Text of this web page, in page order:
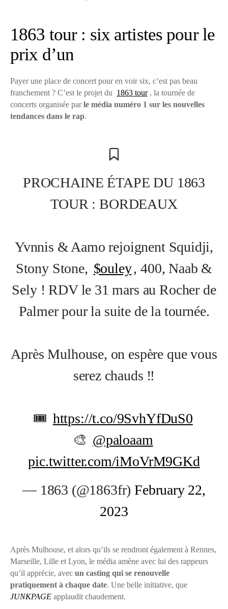
1863 tour : six artistes pour le
prix d’un
Payer une place de concert pour en voir six, c’est pas beau
franchement ? C’est le projet du 1863 tour , la tournée de
concerts organisée parle média numéro 1 sur les nouvelles
tendances dans le rap.
PROCHAINE ÉTAPE DU 1863
TOUR : BORDEAUX
Yvnnis & Aamo rejoignent Squidji,
Stony Stone, $ouley, 400, Naab &
Sely ! RDV le 31 mars au Rocher de
Palmer pour la suite de la tournée.
Après Mulhouse, on espère que vous
serez chauds ‼️
🎟 https://t.co/9SvhYfDuS0
🎨 @paloaam
pic.twitter.com/iMoVrM9GKd
— 1863 (@1863fr)February 22,
2023
Après Mulhouse, et alors qu’ils se rendront également à Rennes,
Marseille, Lille et Lyon, le média amène avec lui des rappeurs
qu’il apprécie, avec un casting qui se renouvelle
pratiquement à chaque date. Une belle initiative, que
JUNKPAGE applaudit chaudement.